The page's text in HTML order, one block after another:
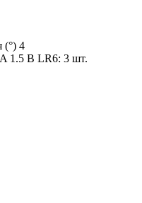
(°) 4
1.5 В LR6: 3 шт.